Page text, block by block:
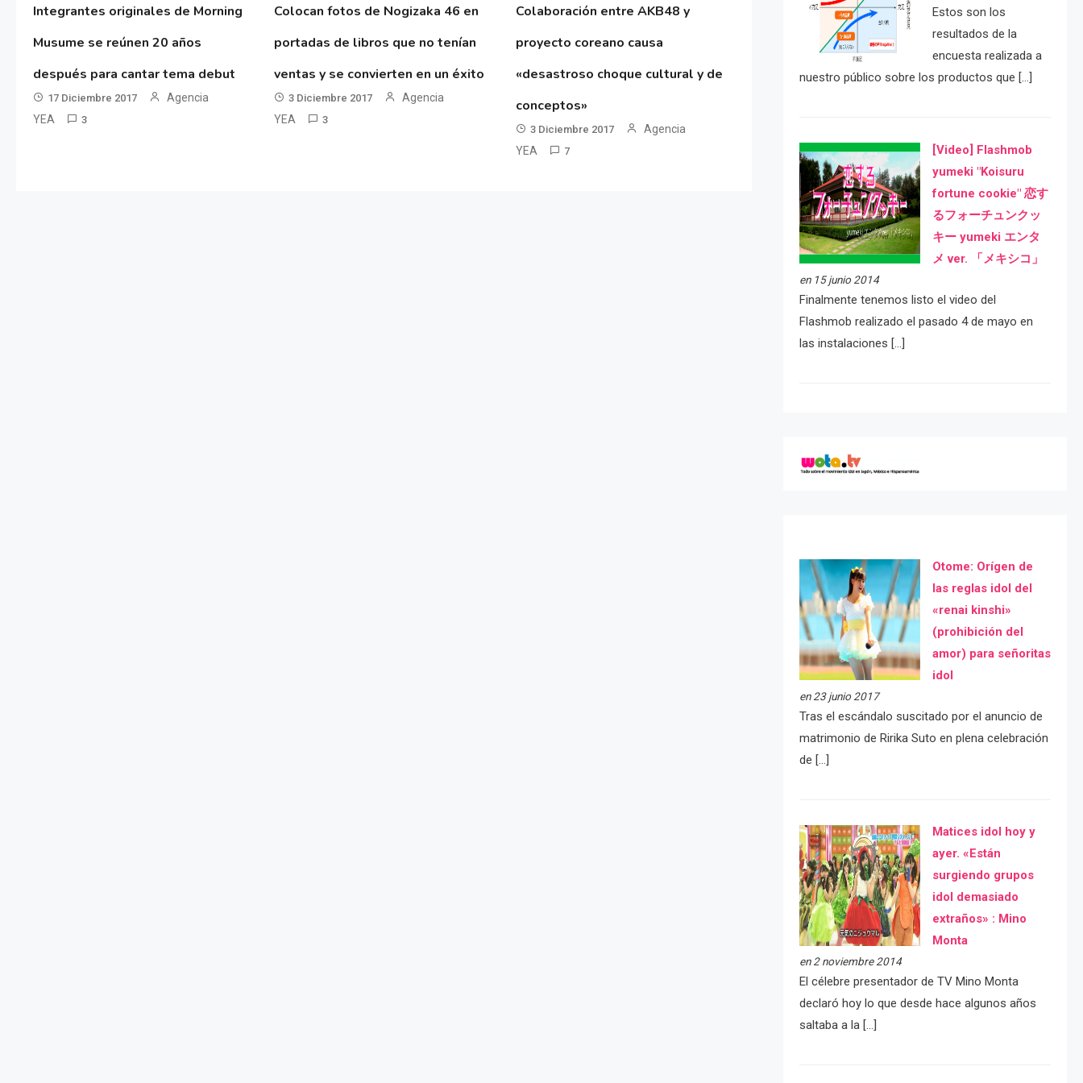
Integrantes originales de Morning
Musume se reúnen 20 años
después para cantar tema debut
17 Diciembre 2017
Agencia
YEA
3
Colocan fotos de Nogizaka 46 en
portadas de libros que no tenían
ventas y se convierten en un éxito
3 Diciembre 2017
Agencia
YEA
3
Colaboración entre AKB48 y
proyecto coreano causa
«desastroso choque cultural y de
conceptos»
3 Diciembre 2017
Agencia
YEA
7
Estos son los
resultados de la
encuesta realizada a
nuestro público sobre los productos que […]
[Video] Flashmob
yumeki "Koisuru
fortune cookie" 恋す
るフォーチュンクッ
キー yumeki エンタ
メ ver. 「メキシコ」
en 15 junio 2014
Finalmente tenemos listo el video del
Flashmob realizado el pasado 4 de mayo en
las instalaciones […]
Otome: Orígen de
las reglas idol del
«renai kinshi»
(prohibición del
amor) para señoritas
idol
en 23 junio 2017
Tras el escándalo suscitado por el anuncio de
matrimonio de Ririka Suto en plena celebración
de […]
Matices idol hoy y
ayer. «Están
surgiendo grupos
idol demasiado
extraños» : Mino
Monta
en 2 noviembre 2014
El célebre presentador de TV Mino Monta
declaró hoy lo que desde hace algunos años
saltaba a la […]